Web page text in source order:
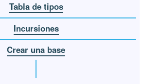
Tabla de tipos
Incursiones
Crear una base